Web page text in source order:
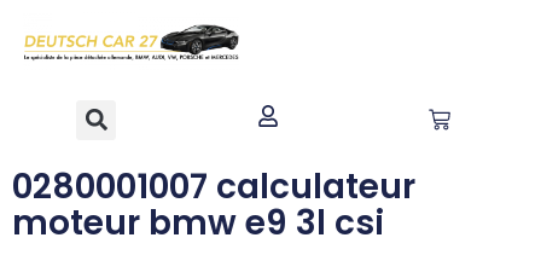
principal
0280001007 calculateur
moteur bmw e9 3l csi